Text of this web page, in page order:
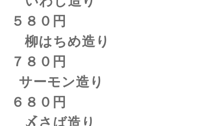
５８０円
柳はちめ造り
７８０円
サーモン造り
６８０円
〆さば造り